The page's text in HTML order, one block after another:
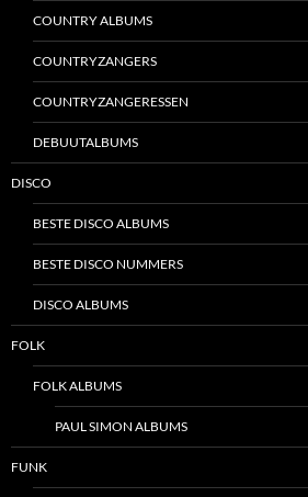
COUNTRY ALBUMS
COUNTRYZANGERS
COUNTRYZANGERESSEN
DEBUUTALBUMS
DISCO
BESTE DISCO ALBUMS
BESTE DISCO NUMMERS
DISCO ALBUMS
FOLK
FOLK ALBUMS
PAUL SIMON ALBUMS
FUNK